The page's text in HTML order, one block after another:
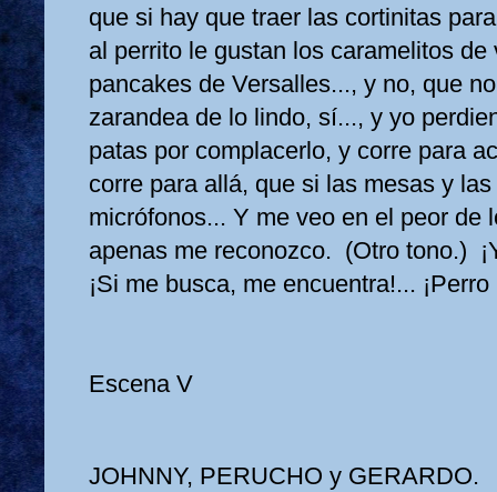
que si hay que traer las cortinitas
al perrito le gustan los caramelitos de
pancakes de Versalles..., y no, que
zarandea de lo lindo, sí..., y yo
patas por complacerlo, y corre para
corre para allá, que si las mesas y
micrófonos... Y me veo en el peor de
apenas me reconozco. (Otro tono.)
¡Si me busca, me encuentra!...
Escena V
JOHNNY, PERUCHO y GERARDO.